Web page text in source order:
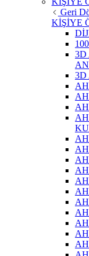
Geri
KİŞİYE
3D
3D